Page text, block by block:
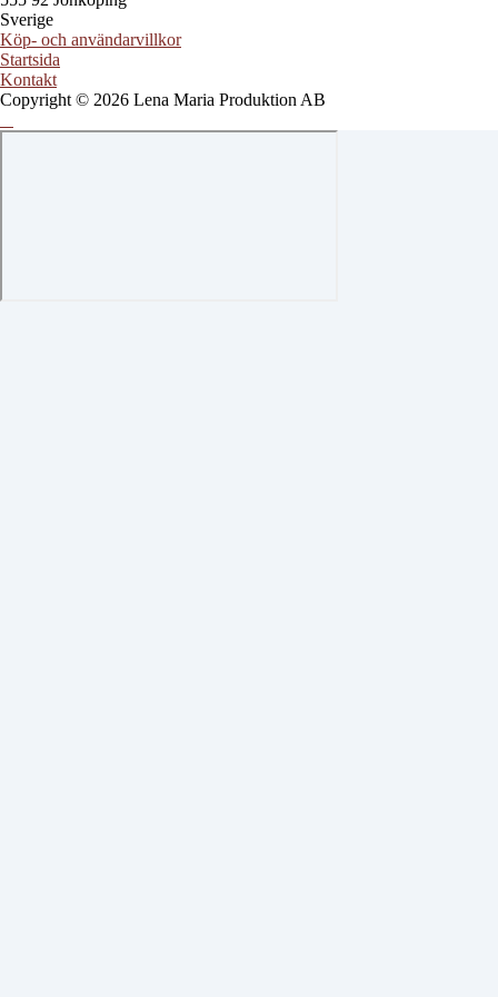
Sverige
Köp- och användarvillkor
Startsida
Kontakt
Copyright © 2026 Lena Maria Produktion AB